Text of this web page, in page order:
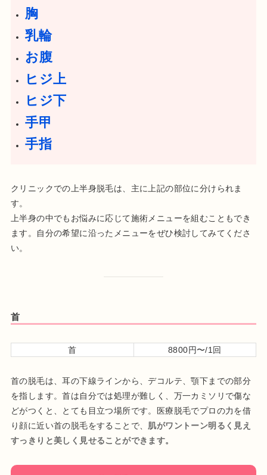
胸
乳輪
お腹
ヒジ上
ヒジ下
手甲
手指
クリニックでの上半身脱毛は、主に上記の部位に分けられま
す。
上半身の中でもお悩みに応じて施術メニューを組むこともでき
ます。自分の希望に沿ったメニューをぜひ検討してみてくださ
い。
首
首 8800円〜/1回
首の脱毛は、耳の下線ラインから、デコルテ、顎下までの部分
を指します。首は自分では処理が難しく、万一カミソリで傷な
どがつくと、とても目立つ場所です。医療脱毛でプロの力を借
り顔に近い首の脱毛をすることで、 肌がワントーン明るく見え
すっきりと美しく見せることができます。